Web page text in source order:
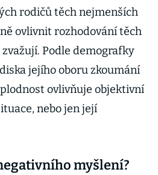
rodičů těch nejmenších
ovlivnit rozhodování těch
Podle demografky
jejího oboru zkoumání
ovlivňuje objektivní
nebo jen její
myšlení?